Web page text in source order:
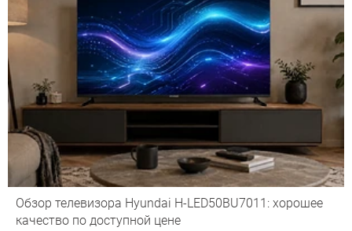
Обзор телевизора Hyundai H-LED50BU7011: хорошее
качество по доступной цене